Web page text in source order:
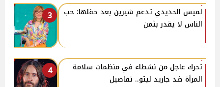
3
لميس الحديدي تدعم شيرين بعد حفلها: حب
الناس لا يقدر بثمن
4
تحرك عاجل من نشطاء في منظمات سلامة
المرأة ضد جاريد ليتو.. تفاصيل